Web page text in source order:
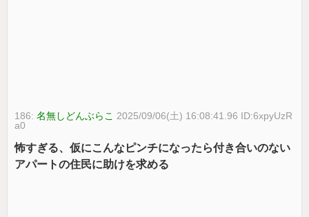
186:名無しどんぶらこ 2025/09/06(土) 16:08:41.96 ID:6xpyUzR
a0
怖すぎる、仮にこんなピンチになったら付き合いのない
アパートの住民に助けを求める